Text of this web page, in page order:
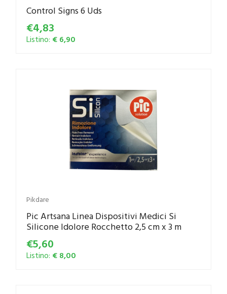
Control Signs 6 Uds
€4,83
Listino: € 6,90
Pikdare
Pic Artsana Linea Dispositivi Medici Si
Silicone Idolore Rocchetto 2,5 cm x 3 m
€5,60
Listino: € 8,00